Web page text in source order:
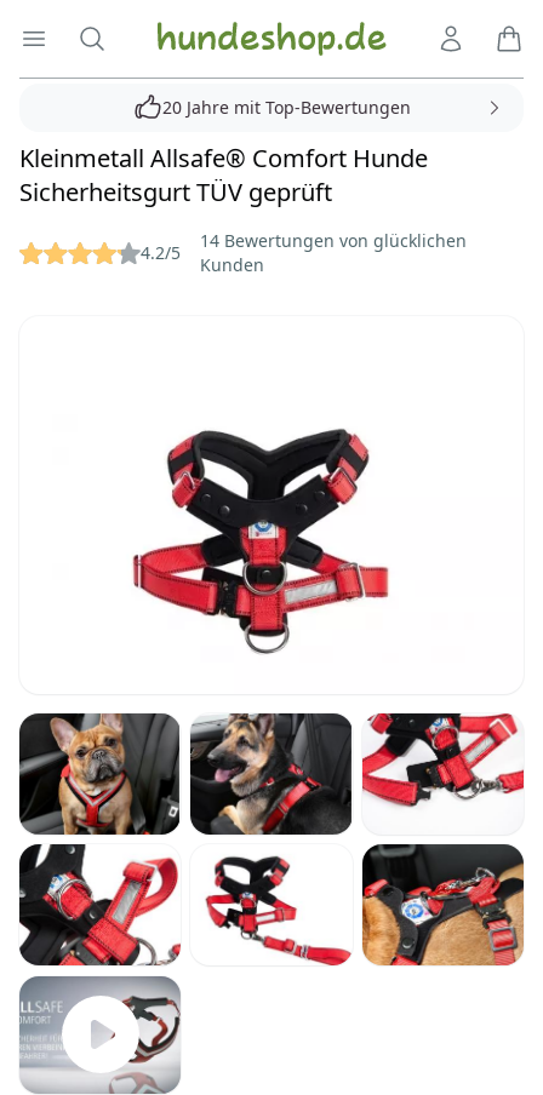
Menü öffnen
Suche Hundeshop.de
20 Jahre mit Top-Bewertungen
Kleinmetall Allsafe® Comfort Hunde
Sicherheitsgurt TÜV geprüft
Reviews 4.2/5
14 Bewertungen von glücklichen
Kunden